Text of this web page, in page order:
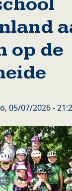
op de
05/07/2026 -